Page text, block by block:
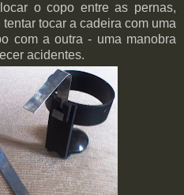
o copo entre as pernas,
tocar a cadeira com uma
com a outra - uma manobra
acidentes.